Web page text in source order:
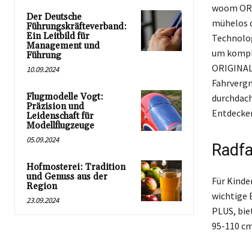
Der Deutsche
Führungskräfteverband:
Ein Leitbild für
Management und
Führung
10.09.2024
Flugmodelle Vogt:
Präzision und
Leidenschaft für
Modellflugzeuge
05.09.2024
Hofmosterei: Tradition
und Genuss aus der
Region
23.09.2024
woom
mühelos
um
Für
wichtige
PLUS,
95-110